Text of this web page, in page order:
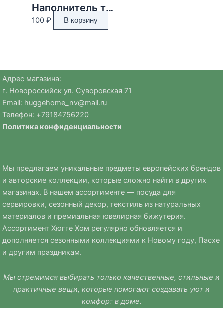
Наполнитель тишью, крафт, 50 г
100 ₽ В корзину
Адрес магазина:
г. Новороссийск ул. Суворовская 71
Email: huggehome_nv@mail.ru
Телефон: +79184756220
Политика конфиденциальности
Мы предлагаем уникальные предметы европейских брендов
и авторские коллекции, которые сложно найти в других
магазинах. В нашем ассортименте — посуда для
сервировки, сезонный декор, текстиль из натуральных
материалов и премиальная ювелирная бижутерия.
Ассортимент Хюгге Хом регулярно обновляется и
дополняется сезонными коллекциями к Новому году, Пасхе
и другим праздникам.
Мы стремимся выбирать только качественные, стильные и
практичные вещи, которые помогают создавать уют и
комфорт в доме.